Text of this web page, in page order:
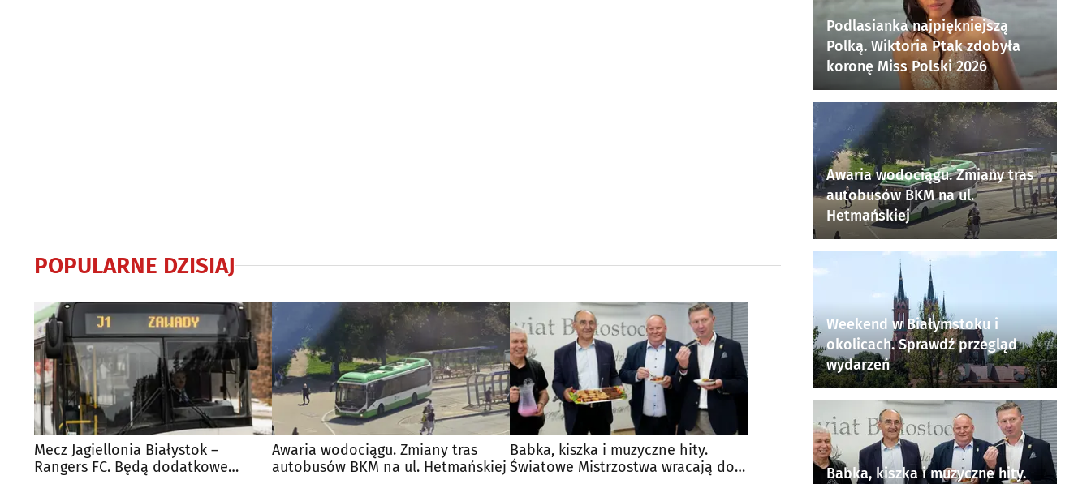
POPULARNE DZISIAJ
Mecz Jagiellonia Białystok –
Rangers FC. Będą dodatkowe
Awaria wodociągu. Zmiany tras
autobusów BKM na ul. Hetmańskiej
Babka, kiszka i muzyczne hity.
Światowe Mistrzostwa wracają do
Podlasianka najpiękniejszą
Polką. Wiktoria Ptak zdobyła
koronę Miss Polski 2026
Awaria wodociągu. Zmiany tras
autobusów BKM na ul.
Hetmańskiej
Weekend w Białymstoku i
okolicach. Sprawdź przegląd
wydarzeń
Babka, kiszka i muzyczne hity.